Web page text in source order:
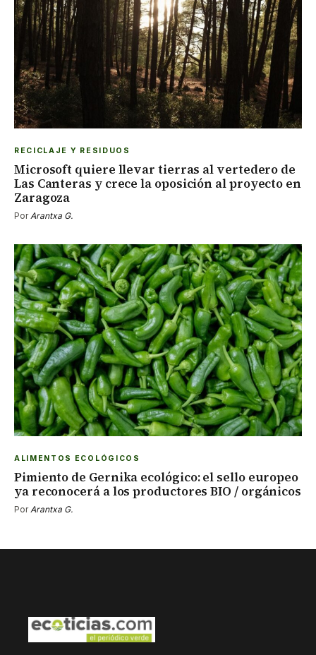
RECICLAJE Y RESIDUOS
Microsoft quiere llevar tierras al vertedero de
Las Canteras y crece la oposición al proyecto en
Zaragoza
Por Arantxa G.
ALIMENTOS ECOLÓGICOS
Pimiento de Gernika ecológico: el sello europeo
ya reconocerá a los productores BIO / orgánicos
Por Arantxa G.